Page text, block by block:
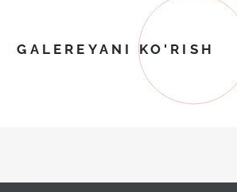
GALEREYANI KO'RISH